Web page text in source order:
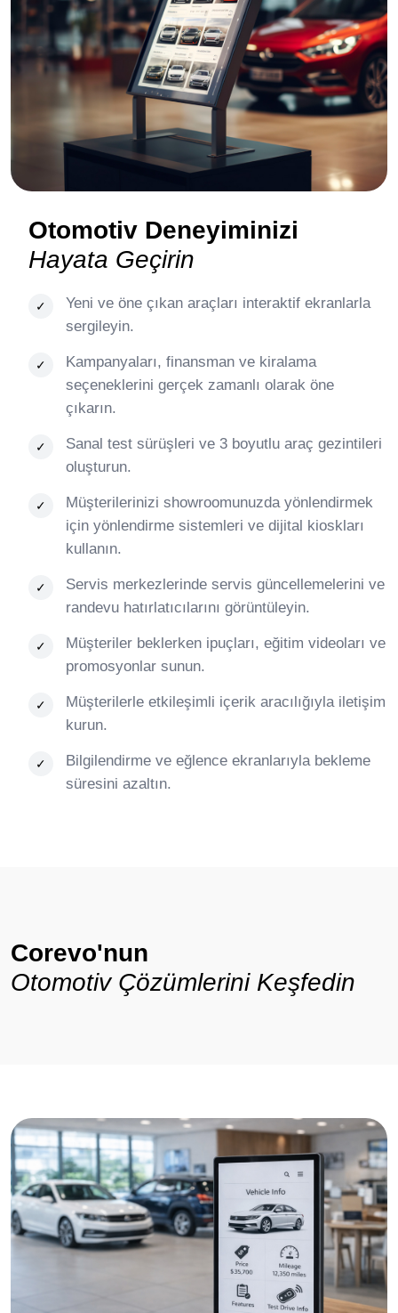
Otomotiv Deneyiminizi
Hayata Geçirin
Yeni ve öne çıkan araçları interaktif ekranlarla
sergileyin.
Kampanyaları, finansman ve kiralama
seçeneklerini gerçek zamanlı olarak öne
çıkarın.
Sanal test sürüşleri ve 3 boyutlu araç gezintileri
oluşturun.
Müşterilerinizi showroomunuzda yönlendirmek
için yönlendirme sistemleri ve dijital kioskları
kullanın.
Servis merkezlerinde servis güncellemelerini ve
randevu hatırlatıcılarını görüntüleyin.
Müşteriler beklerken ipuçları, eğitim videoları ve
promosyonlar sunun.
Müşterilerle etkileşimli içerik aracılığıyla iletişim
kurun.
Bilgilendirme ve eğlence ekranlarıyla bekleme
süresini azaltın.
Corevo'nun
Otomotiv Çözümlerini Keşfedin